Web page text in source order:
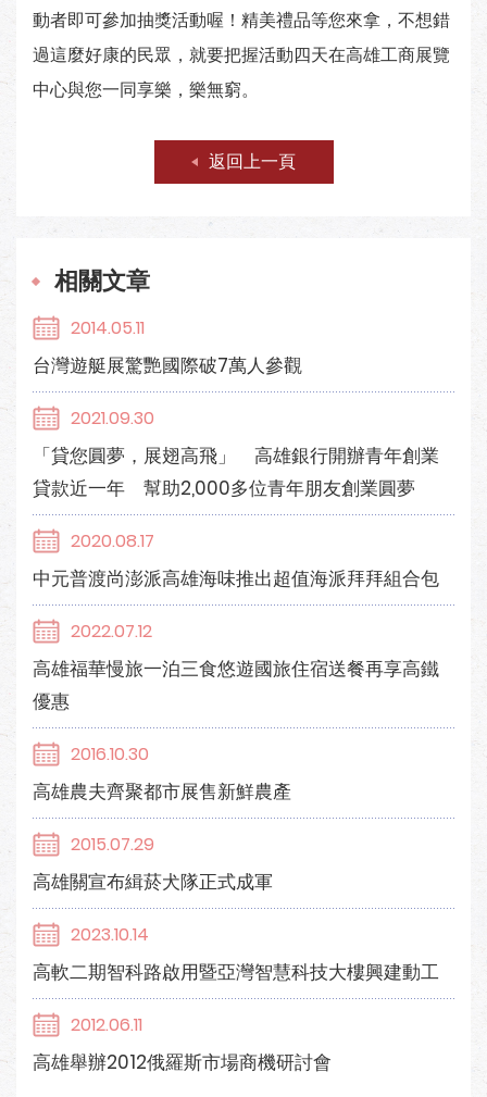
動者即可參加抽獎活動喔！精美禮品等您來拿，不想錯
過這麼好康的民眾，就要把握活動四天在高雄工商展覽
中心與您一同享樂，樂無窮。
返回上一頁
相關文章
2014.05.11
台灣遊艇展驚艷國際破7萬人參觀
2021.09.30
「貸您圓夢，展翅高飛」 高雄銀行開辦青年創業
貸款近一年 幫助2,000多位青年朋友創業圓夢
2020.08.17
中元普渡尚澎派高雄海味推出超值海派拜拜組合包
2022.07.12
高雄福華慢旅一泊三食悠遊國旅住宿送餐再享高鐵
優惠
2016.10.30
高雄農夫齊聚都市展售新鮮農產
2015.07.29
高雄關宣布緝菸犬隊正式成軍
2023.10.14
高軟二期智科路啟用暨亞灣智慧科技大樓興建動工
2012.06.11
高雄舉辦2012俄羅斯市場商機研討會